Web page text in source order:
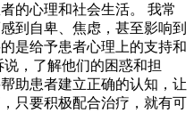
的心理和社会生活。 我常
到自卑、焦虑，甚至影响到
是给予患者心理上的支持和
，了解他们的困惑和担
助患者建立正确的认知，让
只要积极配合治疗，就有可